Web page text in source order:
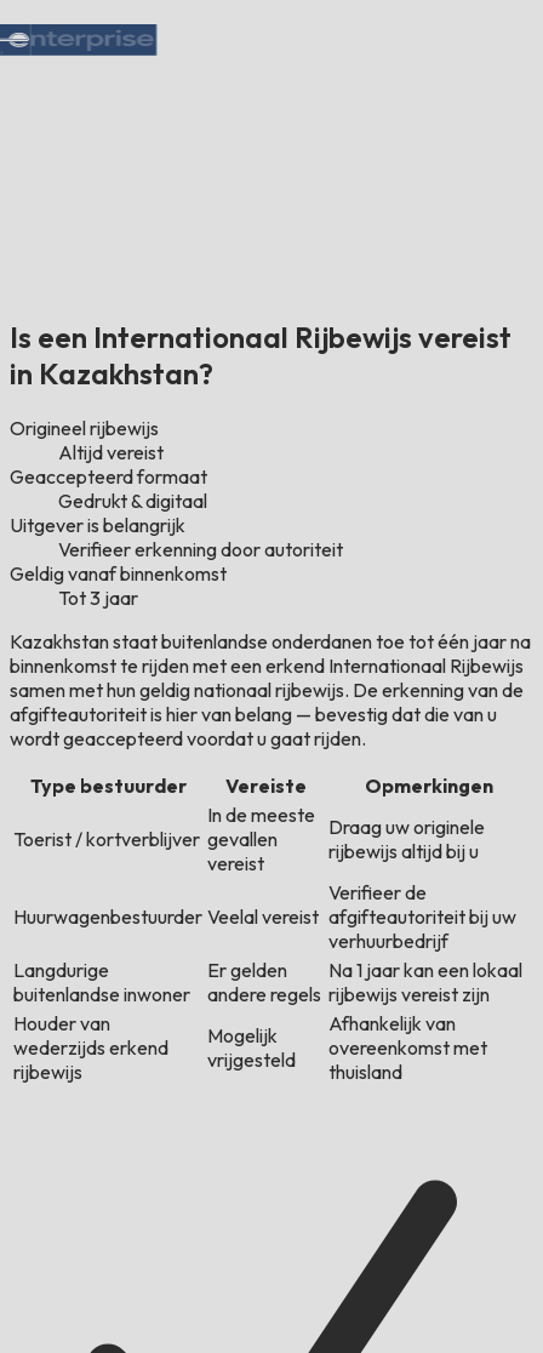
Is een Internationaal Rijbewijs vereist
in Kazakhstan?
Origineel rijbewijs
Altijd vereist
Geaccepteerd formaat
Gedrukt & digitaal
Uitgever is belangrijk
Verifieer erkenning door autoriteit
Geldig vanaf binnenkomst
Tot 3 jaar
Kazakhstan staat buitenlandse onderdanen toe tot één jaar na
binnenkomst te rijden met een erkend Internationaal Rijbewijs
samen met hun geldig nationaal rijbewijs. De erkenning van de
afgifteautoriteit is hier van belang — bevestig dat die van u
wordt geaccepteerd voordat u gaat rijden.
Type bestuurder
Vereiste Opmerkingen
Toerist / kortverblijver
In de meeste
gevallen
vereist
Draag uw originele
rijbewijs altijd bij u
Huurwagenbestuurder Veelal vereist
Verifieer de
afgifteautoriteit bij uw
verhuurbedrijf
Langdurige
buitenlandse inwoner
Er gelden
andere regels
Na 1 jaar kan een lokaal
rijbewijs vereist zijn
Houder van
wederzijds erkend
rijbewijs
Mogelijk
vrijgesteld
Afhankelijk van
overeenkomst met
thuisland